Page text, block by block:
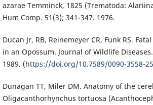
azarae Temminck, 1825 (Trematoda:
Hum Comp. 51(3); 341-347. 1976.
Ducan Jr, RB, Reinemeyer CR, Funk RS.
in an Opossum. Journal of Wildlife
1989. (https://doi.org/10.7589/0090-3558-
Dunagan TT, Miler DM. Anatomy of the
Oligacanthorhynchus tortuosa